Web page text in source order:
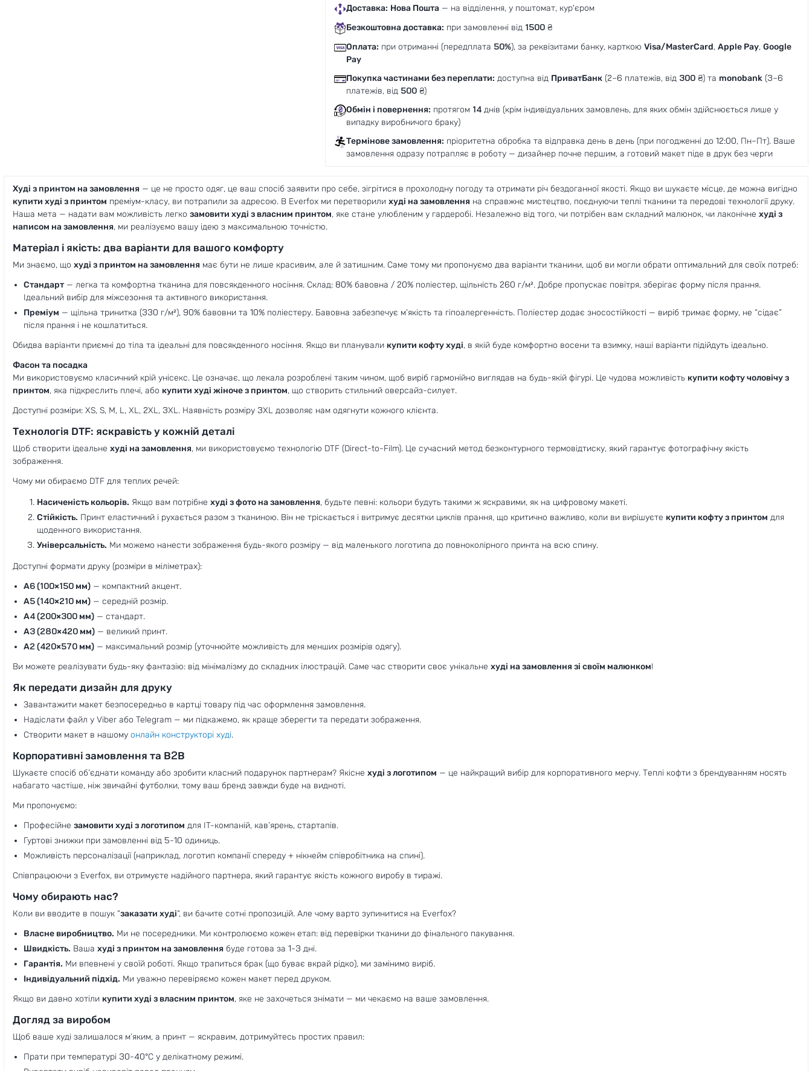
Доставка: Нова Пошта — на відділення, у поштомат, кур'єром
Безкоштовна доставка: при замовленні від 1500 ₴
Оплата: при отриманні (передплата 50%), за реквізитами банку, карткою Visa/MasterCard, Apple Pay, Google
Pay
Покупка частинами без переплати: доступна від ПриватБанк (2–6 платежів, від 300 ₴) та monobank (3–6
платежів, від 500 ₴)
Обмін і повернення: протягом 14 днів (крім індивідуальних замовлень, для яких обмін здійснюється лише у
випадку виробничого браку)
Термінове замовлення: пріоритетна обробка та відправка день в день (при погодженні до 12:00, Пн–Пт). Ваше
замовлення одразу потрапляє в роботу — дизайнер почне першим, а готовий макет піде в друк без черги
Худі з принтом на замовлення — це не просто одяг, це ваш спосіб заявити про себе, зігрітися в прохолодну погоду та отримати річ бездоганної якості. Якщо ви шукаєте місце, де можна вигідно
купити худі з принтом преміум-класу, ви потрапили за адресою. В Everfox ми перетворили худі на замовлення на справжнє мистецтво, поєднуючи теплі тканини та передові технології друку.
Наша мета — надати вам можливість легко замовити худі з власним принтом, яке стане улюбленим у гардеробі. Незалежно від того, чи потрібен вам складний малюнок, чи лаконічне худі з
написом на замовлення, ми реалізуємо вашу ідею з максимальною точністю.
Матеріал і якість: два варіанти для вашого комфорту
Ми знаємо, що худі з принтом на замовлення має бути не лише красивим, але й затишним. Саме тому ми пропонуємо два варіанти тканини, щоб ви могли обрати оптимальний для своїх потреб:
Стандарт— легка та комфортна тканина для повсякденного носіння. Склад: 80% бавовна / 20% поліестер, щільність 260 г/м². Добре пропускає повітря, зберігає форму після прання.
Ідеальний вибір для міжсезоння та активного використання.
Преміум — щільна тринитка (330 г/м²), 90% бавовни та 10% поліестеру. Бавовна забезпечує м’якість та гіпоалергенність. Поліестер додає зносостійкості — виріб тримає форму, не “сідає”
після прання і не кошлатиться.
Обидва варіанти приємні до тіла та ідеальні для повсякденного носіння. Якщо ви планували купити кофту худі, в якій буде комфортно восени та взимку, наші варіанти підійдуть ідеально.
Фасон та посадка
Ми використовуємо класичний крій унісекс. Це означає, що лекала розроблені таким чином, щоб виріб гармонійно виглядав на будь-якій фігурі. Це чудова можливість купити кофту чоловічу з
принтом, яка підкреслить плечі, або купити худі жіноче з принтом, що створить стильний оверсайз-силует.
Доступні розміри: XS, S, M, L, XL, 2XL, 3XL. Наявність розміру 3XL дозволяє нам одягнути кожного клієнта.
Технологія DTF: яскравість у кожній деталі
Щоб створити ідеальне худі на замовлення, ми використовуємо технологію DTF (Direct-to-Film). Це сучасний метод безконтурного термовідтиску, який гарантує фотографічну якість
зображення.
Чому ми обираємо DTF для теплих речей:
Насиченість кольорів. Якщо вам потрібне худі з фото на замовлення, будьте певні: кольори будуть такими ж яскравими, як на цифровому макеті.
Стійкість. Принт еластичний і рухається разом з тканиною. Він не тріскається і витримує десятки циклів прання, що критично важливо, коли ви вирішуєте купити кофту з принтом для
щоденного використання.
Універсальність. Ми можемо нанести зображення будь-якого розміру — від маленького логотипа до повноколірного принта на всю спину.
Доступні формати друку (розміри в міліметрах):
A6 (100×150 мм) — компактний акцент.
A5 (140×210 мм) — середній розмір.
A4 (200×300 мм) — стандарт.
A3 (280×420 мм) — великий принт.
A2 (420×570 мм) — максимальний розмір (уточнюйте можливість для менших розмірів одягу).
Ви можете реалізувати будь-яку фантазію: від мінімалізму до складних ілюстрацій. Саме час створити своє унікальне худі на замовлення зі своїм малюнком!
Як передати дизайн для друку
Завантажити макет безпосередньо в картці товару під час оформлення замовлення.
Надіслати файл у Viber або Telegram — ми підкажемо, як краще зберегти та передати зображення.
Створити макет в нашому онлайн конструкторі худі.
Корпоративні замовлення та B2B
Шукаєте спосіб об’єднати команду або зробити класний подарунок партнерам? Якісне худі з логотипом — це найкращий вибір для корпоративного мерчу. Теплі кофти з брендуванням носять
набагато частіше, ніж звичайні футболки, тому ваш бренд завжди буде на видноті.
Ми пропонуємо:
Професійне замовити худі з логотипом для IT-компаній, кав’ярень, стартапів.
Гуртові знижки при замовленні від 5-10 одиниць.
Можливість персоналізації (наприклад, логотип компанії спереду + нікнейм співробітника на спині).
Співпрацюючи з Everfox, ви отримуєте надійного партнера, який гарантує якість кожного виробу в тиражі.
Чому обирають нас?
Коли ви вводите в пошук “заказати худі“, ви бачите сотні пропозицій. Але чому варто зупинитися на Everfox?
Власне виробництво. Ми не посередники. Ми контролюємо кожен етап: від перевірки тканини до фінального пакування.
Швидкість. Ваша худі з принтом на замовлення буде готова за 1-3 дні.
Гарантія. Ми впевнені у своїй роботі. Якщо трапиться брак (що буває вкрай рідко), ми замінимо виріб.
Індивідуальний підхід. Ми уважно перевіряємо кожен макет перед друком.
Якщо ви давно хотіли купити худі з власним принтом, яке не захочеться знімати — ми чекаємо на ваше замовлення.
Догляд за виробом
Щоб ваше худі залишалося м’яким, а принт — яскравим, дотримуйтесь простих правил:
Прати при температурі 30-40°C у делікатному режимі.